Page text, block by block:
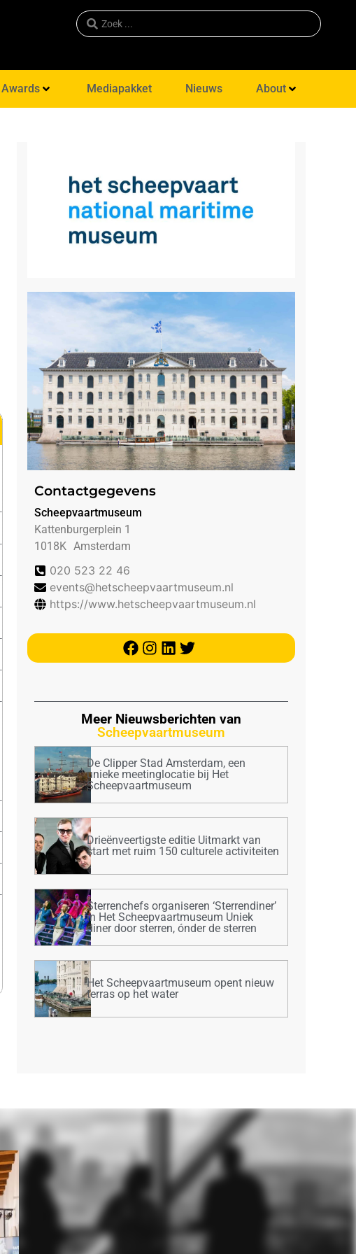
Awards Mediapakket Nieuws About
Contactgegevens
Scheepvaartmuseum
Kattenburgerplein 1
1018K Amsterdam
020 523 22 46
events@hetscheepvaartmuseum.nl
https://www.hetscheepvaartmuseum.nl
Meer Nieuwsberichten van
Scheepvaartmuseum
De Clipper Stad Amsterdam, een
unieke meetinglocatie bij Het
Scheepvaartmuseum
Drieënveertigste editie Uitmarkt van
start met ruim 150 culturele activiteiten
Sterrenchefs organiseren ‘Sterrendiner’
in Het Scheepvaartmuseum Uniek
diner door sterren, ónder de sterren
Het Scheepvaartmuseum opent nieuw
terras op het water